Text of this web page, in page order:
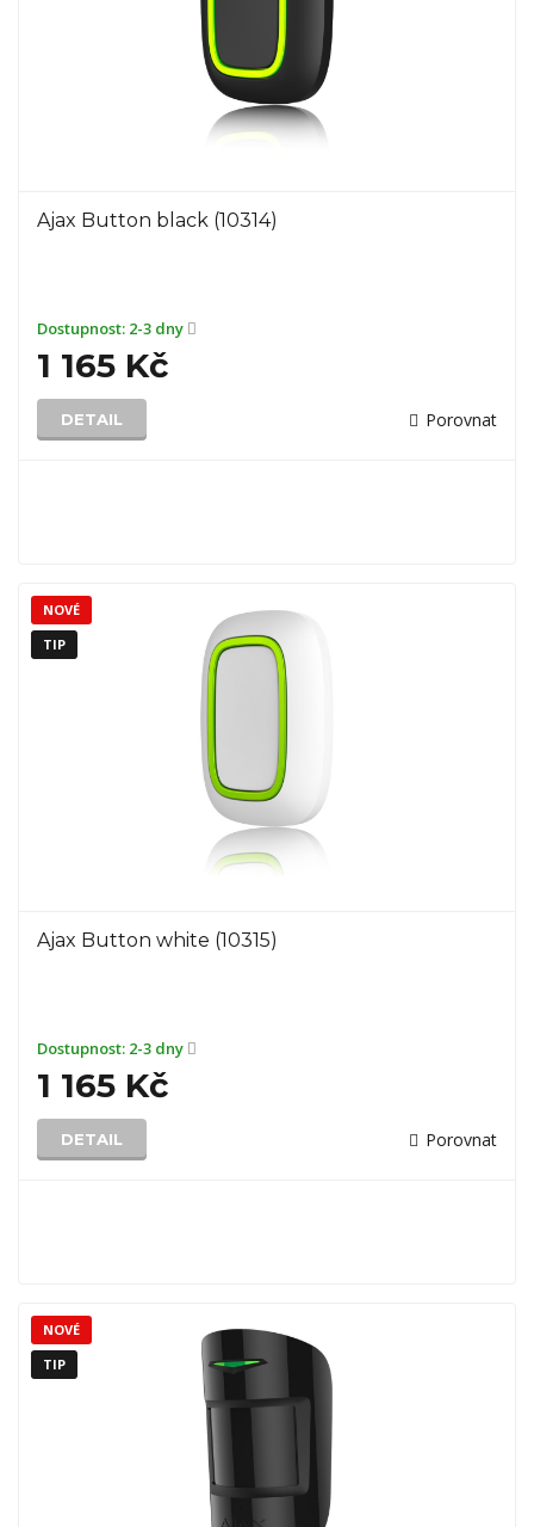
Ajax Button black (10314)
Dostupnost: 2-3 dny
1 165 Kč
DETAIL Porovnat
Ajax Button white (10315)
Dostupnost: 2-3 dny
1 165 Kč
DETAIL Porovnat
NOVÉ
TIP
NOVÉ
TIP